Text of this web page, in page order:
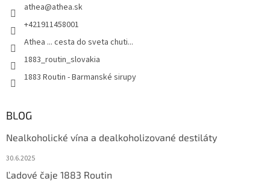
athea@athea.sk
+421911458001
Athea ... cesta do sveta chuti...
1883_routin_slovakia
1883 Routin - Barmanské sirupy
BLOG
Nealkoholické vína a dealkoholizované destiláty
30.6.2025
Ľadové čaje 1883 Routin